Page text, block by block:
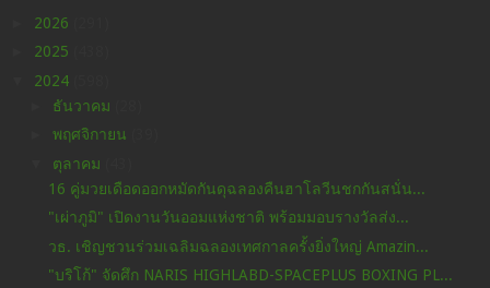
2026
2025
2024
ธันวาคม
พฤศจิกายน
ตุลาคม
16 คู่มวยเดือดออกหมัดกันดุฉลองคืนฮาโลวีนชกกันสนั่น...
"เผ่าภูมิ" เปิดงานวันออมแห่งชาติ พร้อมมอบรางวัลส่ง...
วธ. เชิญชวนร่วมเฉลิมฉลองเทศกาลครั้งยิ่งใหญ่ Amazin...
"บริโก้" จัดศึก NARIS HIGHLABD-SPACEPLUS BOXING PL...